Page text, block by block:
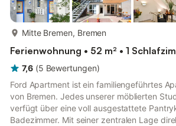
Mitte Bremen, Bremen
Ferienwohnung • 52 m² • 1
7,6 (5 Bewertungen)
Ford Apartment ist ein familiengeführtes
von Bremen. Jedes unserer möblierten
verfügt über eine voll ausgestattete
Badezimmer. Mit seiner zentralen Lage